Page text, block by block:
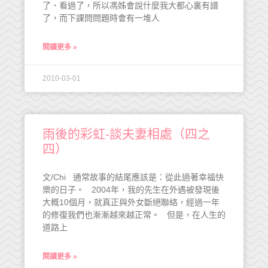
了、看過了，所以馮姊會說什麼我大都心裏有譜
了，而下課問問題時會有一堆人
閱讀更多 »
2010-03-01
雨後的彩虹-談夫妻相處（四之
四）
文/Chi 通常故事的結尾應該是：從此過著幸福快
樂的日子。 2004年，我的先生在外遇被發現後
大概10個月，就真正與外女斷絕聯絡，經過一年
的修復我們也漸漸越來越正常。 但是，在人生的
道路上
閱讀更多 »